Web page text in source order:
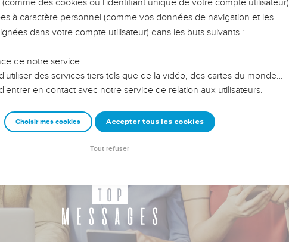
impact, leur foi ou leur vision. Mais on voit
ont traversés, alors même que ce sont
reviennent sur les erreurs
avec plus de sagesse afin que leurs erreurs
une équipe, un groupe ou une famille,
(comme des cookies ou l'identifiant unique de votre compte utilisateur)
à caractère personnel (comme vos données de navigation et les
dans votre compte utilisateur) dans les buts suivants :
de notre service
des services tiers tels que de la vidéo, des cartes du monde…
en contact avec notre service de relation aux utilisateurs.
Choisir mes cookies Accepter tous les cookies
Tout refuser